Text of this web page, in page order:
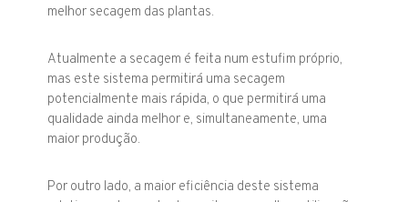
melhor secagem das plantas.
Atualmente a secagem é feita num estufim próprio,
mas este sistema permitirá uma secagem
potencialmente mais rápida, o que permitirá uma
qualidade ainda melhor e, simultaneamente, uma
maior produção.
Por outro lado, a maior eficiência deste sistema